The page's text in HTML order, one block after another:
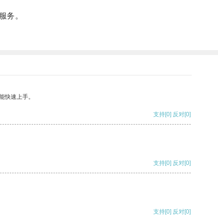
务。
快速上手。
支持[0] 反对[0]
支持[0] 反对[0]
支持[0] 反对[0]